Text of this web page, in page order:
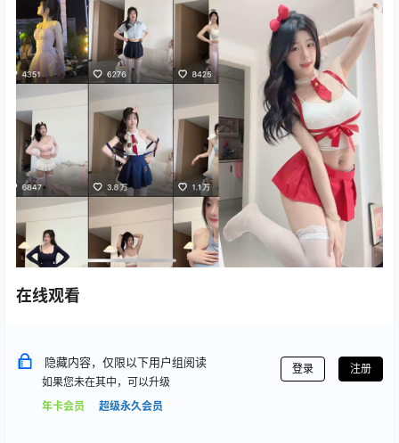
在线观看
隐藏内容，仅限以下用户组阅读
如果您未在其中，可以升级
年卡会员
超级永久会员
登录 注册